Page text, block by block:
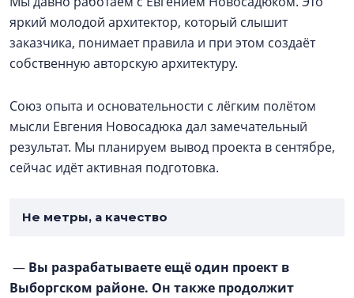
яркий молодой архитектор, который слышит
заказчика, понимает правила и при этом создаёт
собственную авторскую архитектуру.
Союз опыта и основательности с лёгким полётом
мысли Евгения Новосадюка дал замечательный
результат. Мы планируем вывод проекта в сентябре,
сейчас идёт активная подготовка.
Не метры, а качество
— Вы разрабатываете ещё один проект в
Выборгском районе. Он также продолжит